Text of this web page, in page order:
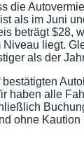
die
als im Juni
beträgt $28,
liegt.
als der
haben alle
ohne Kaution